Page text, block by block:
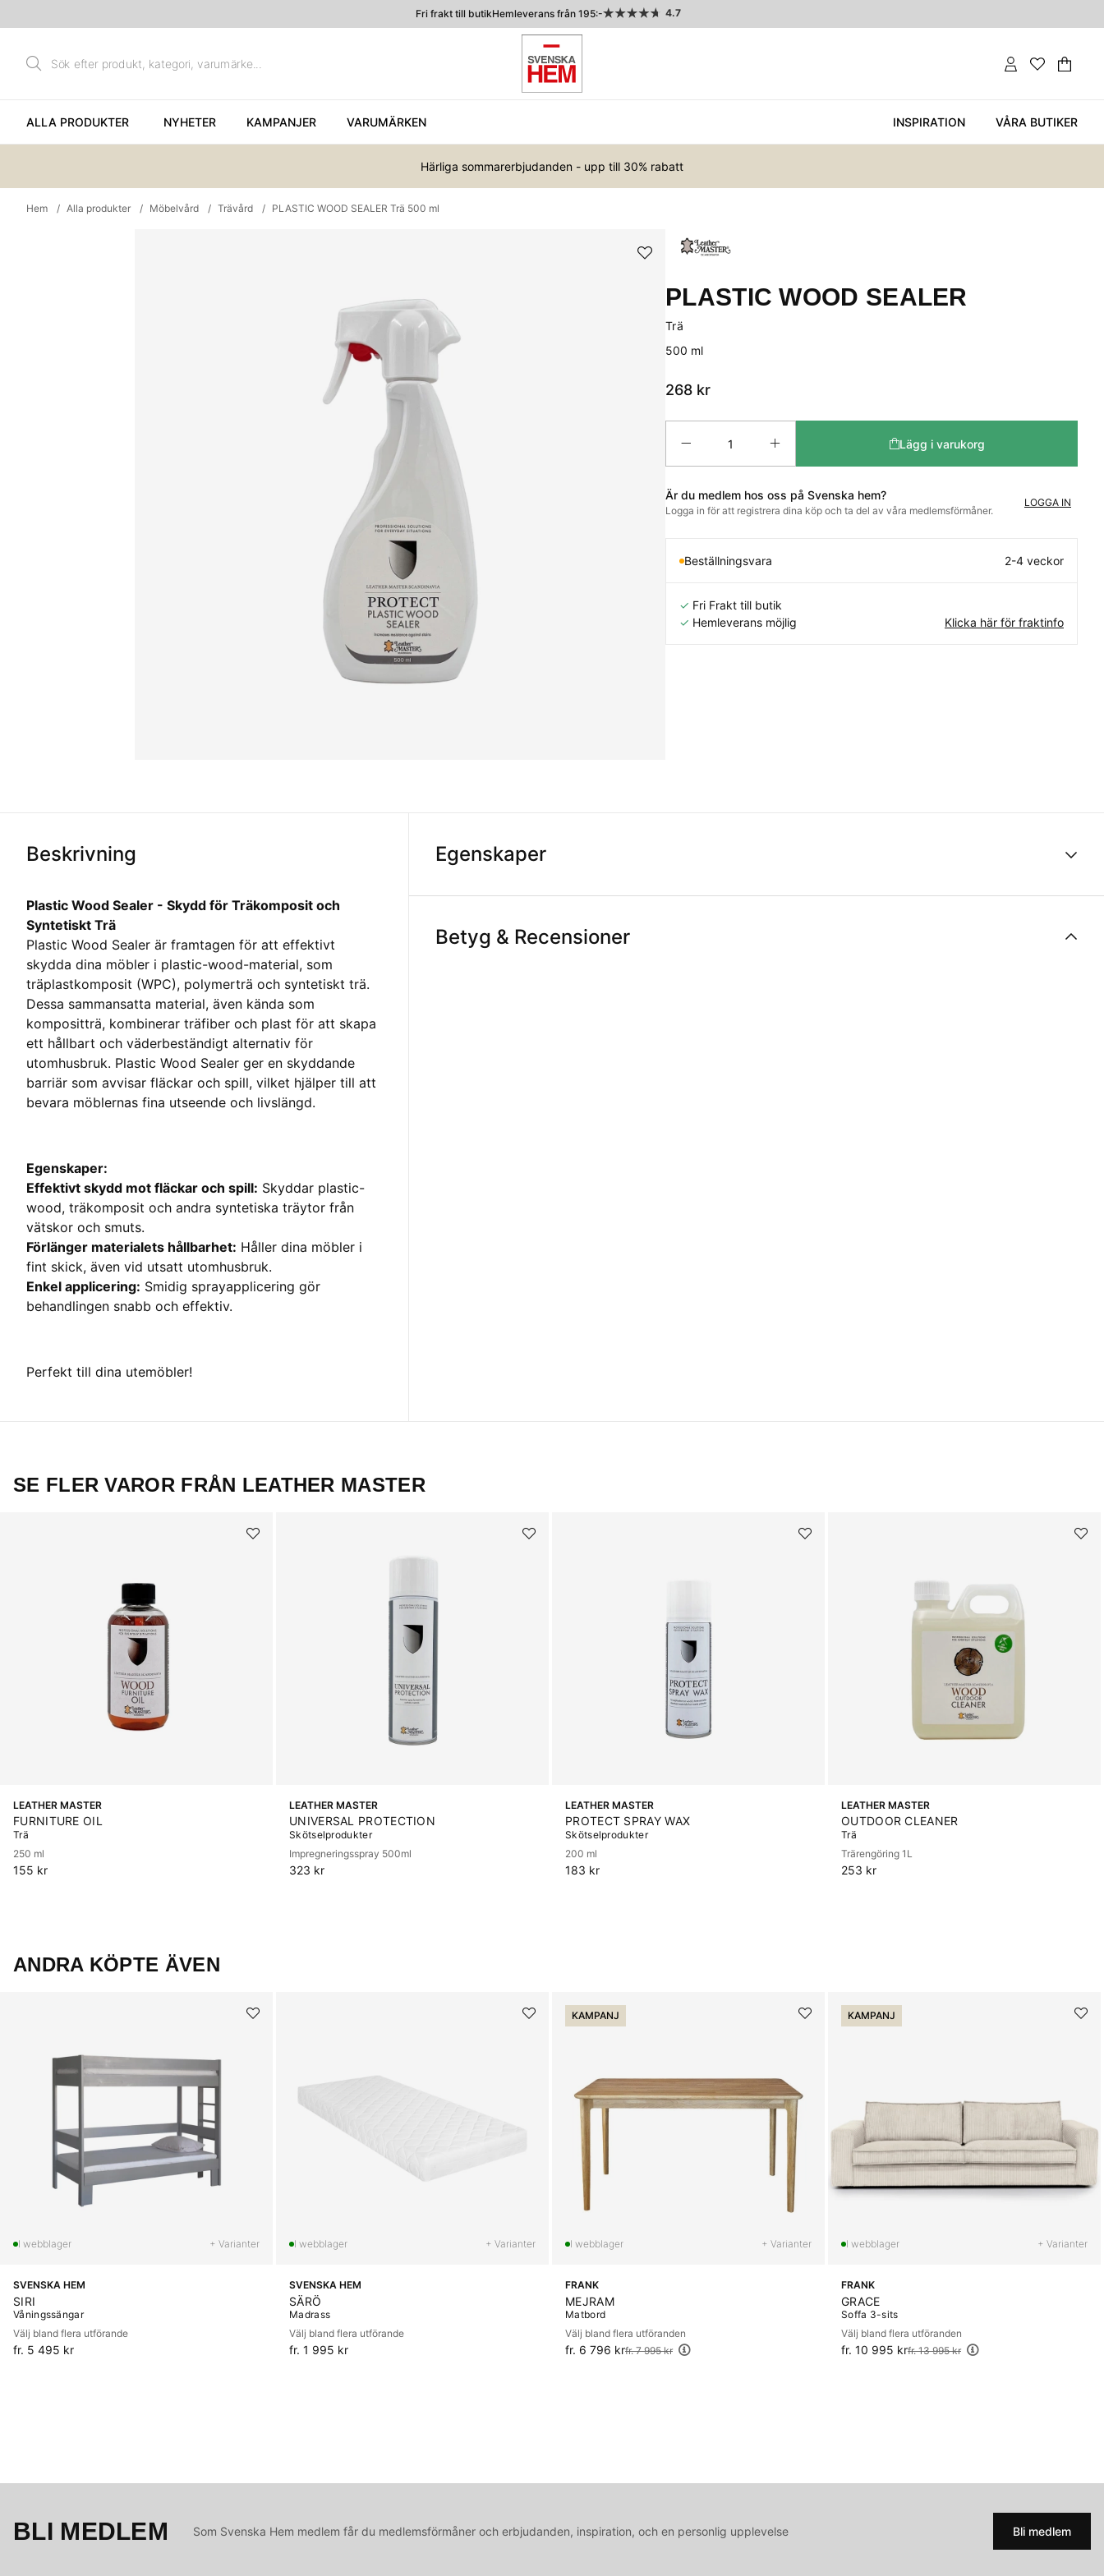
Fri frakt till butikHemleverans från 195:- 4.7
.
ALLA PRODUKTER NYHETER KAMPANJER VARUMÄRKEN INSPIRATION VÅRA BUTIKER
Härliga sommarerbjudanden - upp till 30% rabatt
Hem Alla produkter Möbelvård Trävård PLASTIC WOOD SEALER Trä 500 ml
PLASTIC WOOD SEALER
Trä
500 ml
268 kr
Lägg i varukorg
Är du medlem hos oss på Svenska hem?
Logga in för att registrera dina köp och ta del av våra medlemsförmåner.
LOGGA IN
Beställningsvara 2-4 veckor
✓ Fri Frakt till butik
✓ Hemleverans möjlig Klicka här för fraktinfo
Beskrivning
Plastic Wood Sealer - Skydd för Träkomposit och
Syntetiskt Trä
Plastic Wood Sealer är framtagen för att effektivt
skydda dina möbler i plastic-wood-material, som
träplastkomposit (WPC), polymerträ och syntetiskt trä.
Dessa sammansatta material, även kända som
kompositträ, kombinerar träfiber och plast för att skapa
ett hållbart och väderbeständigt alternativ för
utomhusbruk. Plastic Wood Sealer ger en skyddande
barriär som avvisar fläckar och spill, vilket hjälper till att
bevara möblernas fina utseende och livslängd.
Egenskaper:
Effektivt skydd mot fläckar och spill: Skyddar plastic-
wood, träkomposit och andra syntetiska träytor från
vätskor och smuts.
Förlänger materialets hållbarhet: Håller dina möbler i
fint skick, även vid utsatt utomhusbruk.
Enkel applicering: Smidig sprayapplicering gör
behandlingen snabb och effektiv.
Perfekt till dina utemöbler!
Egenskaper
Betyg & Recensioner
SE FLER VAROR FRÅN LEATHER MASTER
LEATHER MASTER
FURNITURE OIL
Trä
250 ml
155 kr
LEATHER MASTER
UNIVERSAL PROTECTION
Skötselprodukter
Impregneringsspray 500ml
323 kr
LEATHER MASTER
PROTECT SPRAY WAX
Skötselprodukter
200 ml
183 kr
LEATHER MASTER
OUTDOOR CLEANER
Trä
Trärengöring 1L
253 kr
ANDRA KÖPTE ÄVEN
+ Varianter
SVENSKA HEM
SIRI
Våningssängar
Välj bland flera utförande
fr. 5 495 kr
+ Varianter
SVENSKA HEM
SÄRÖ
Madrass
Välj bland flera utförande
fr. 1 995 kr
KAMPANJ
+ Varianter
FRANK
MEJRAM
Matbord
Välj bland flera utföranden
fr. 6 796 kr
Ordinarie pris:fr. 7 995 kr
KAMPANJ
+ Varianter
FRANK
GRACE
Soffa 3-sits
Välj bland flera utföranden
fr. 10 995 kr
Ordinarie pris:fr. 13 995 kr
BLI MEDLEM Som Svenska Hem medlem får du medlemsförmåner och erbjudanden, inspiration, och en personlig upplevelse Bli medlem